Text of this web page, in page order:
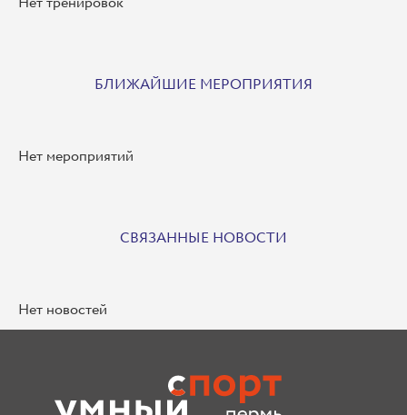
БЛИЖАЙШИЕ МЕРОПРИЯТИЯ
Нет мероприятий
СВЯЗАННЫЕ НОВОСТИ
Нет новостей